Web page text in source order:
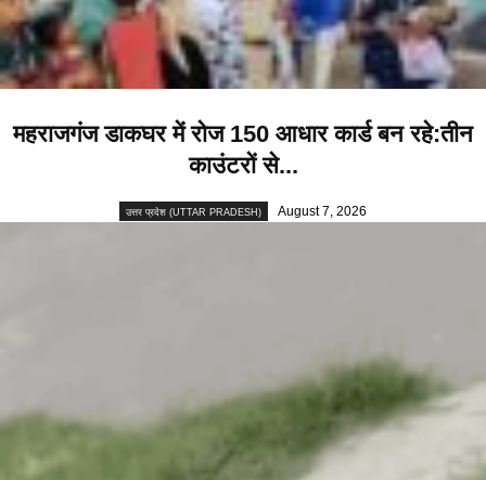
महराजगंज डाकघर में रोज 150 आधार कार्ड बन रहे:तीन
काउंटरों से...
उत्तर प्रदेश (UTTAR PRADESH) August 7, 2026